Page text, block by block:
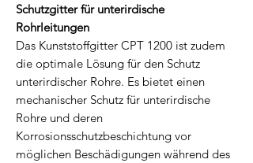
Schutzgitter für unterirdische
Rohrleitungen
Das Kunststoffgitter CPT 1200 ist zudem
die optimale Lösung für den Schutz
unterirdischer Rohre. Es bietet einen
mechanischer Schutz für unterirdische
Rohre und deren
Korrosionsschutzbeschichtung vor
möglichen Beschädigungen während des